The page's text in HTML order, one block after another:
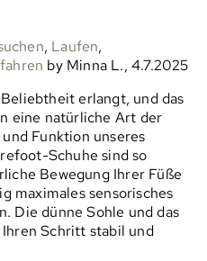
, Laufen,
by Minna L., 4.7.2025
erlangt, und das
eine natürliche Art der
Funktion unseres
Schuhe sind so
Bewegung Ihrer Füße
maximales sensorisches
Die dünne Sohle und das
Schritt stabil und